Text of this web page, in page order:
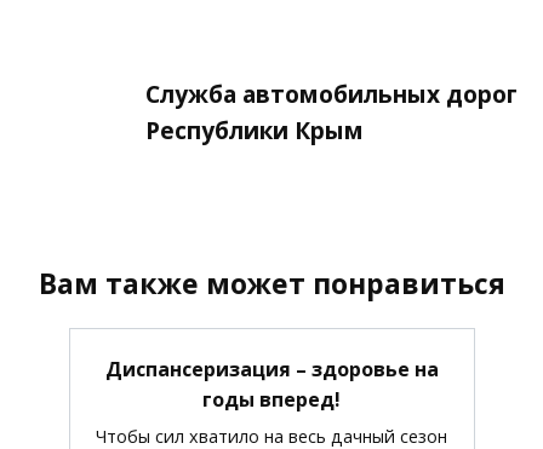
Служба автомобильных дорог
Республики Крым
Вам также может понравиться
Диспансеризация – здоровье на
годы вперед!
Чтобы сил хватило на весь дачный сезон